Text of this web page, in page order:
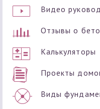
Видео
Отзывы о
Калькуляторы
Проекты
Виды